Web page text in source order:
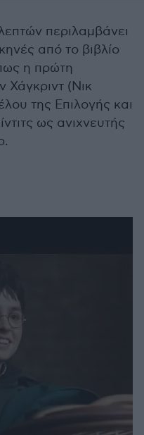
περιλαμβάνει
από το βιβλίο
η πρώτη
Χάγκριντ (Νικ
της Επιλογής και
ως ανιχνευτής